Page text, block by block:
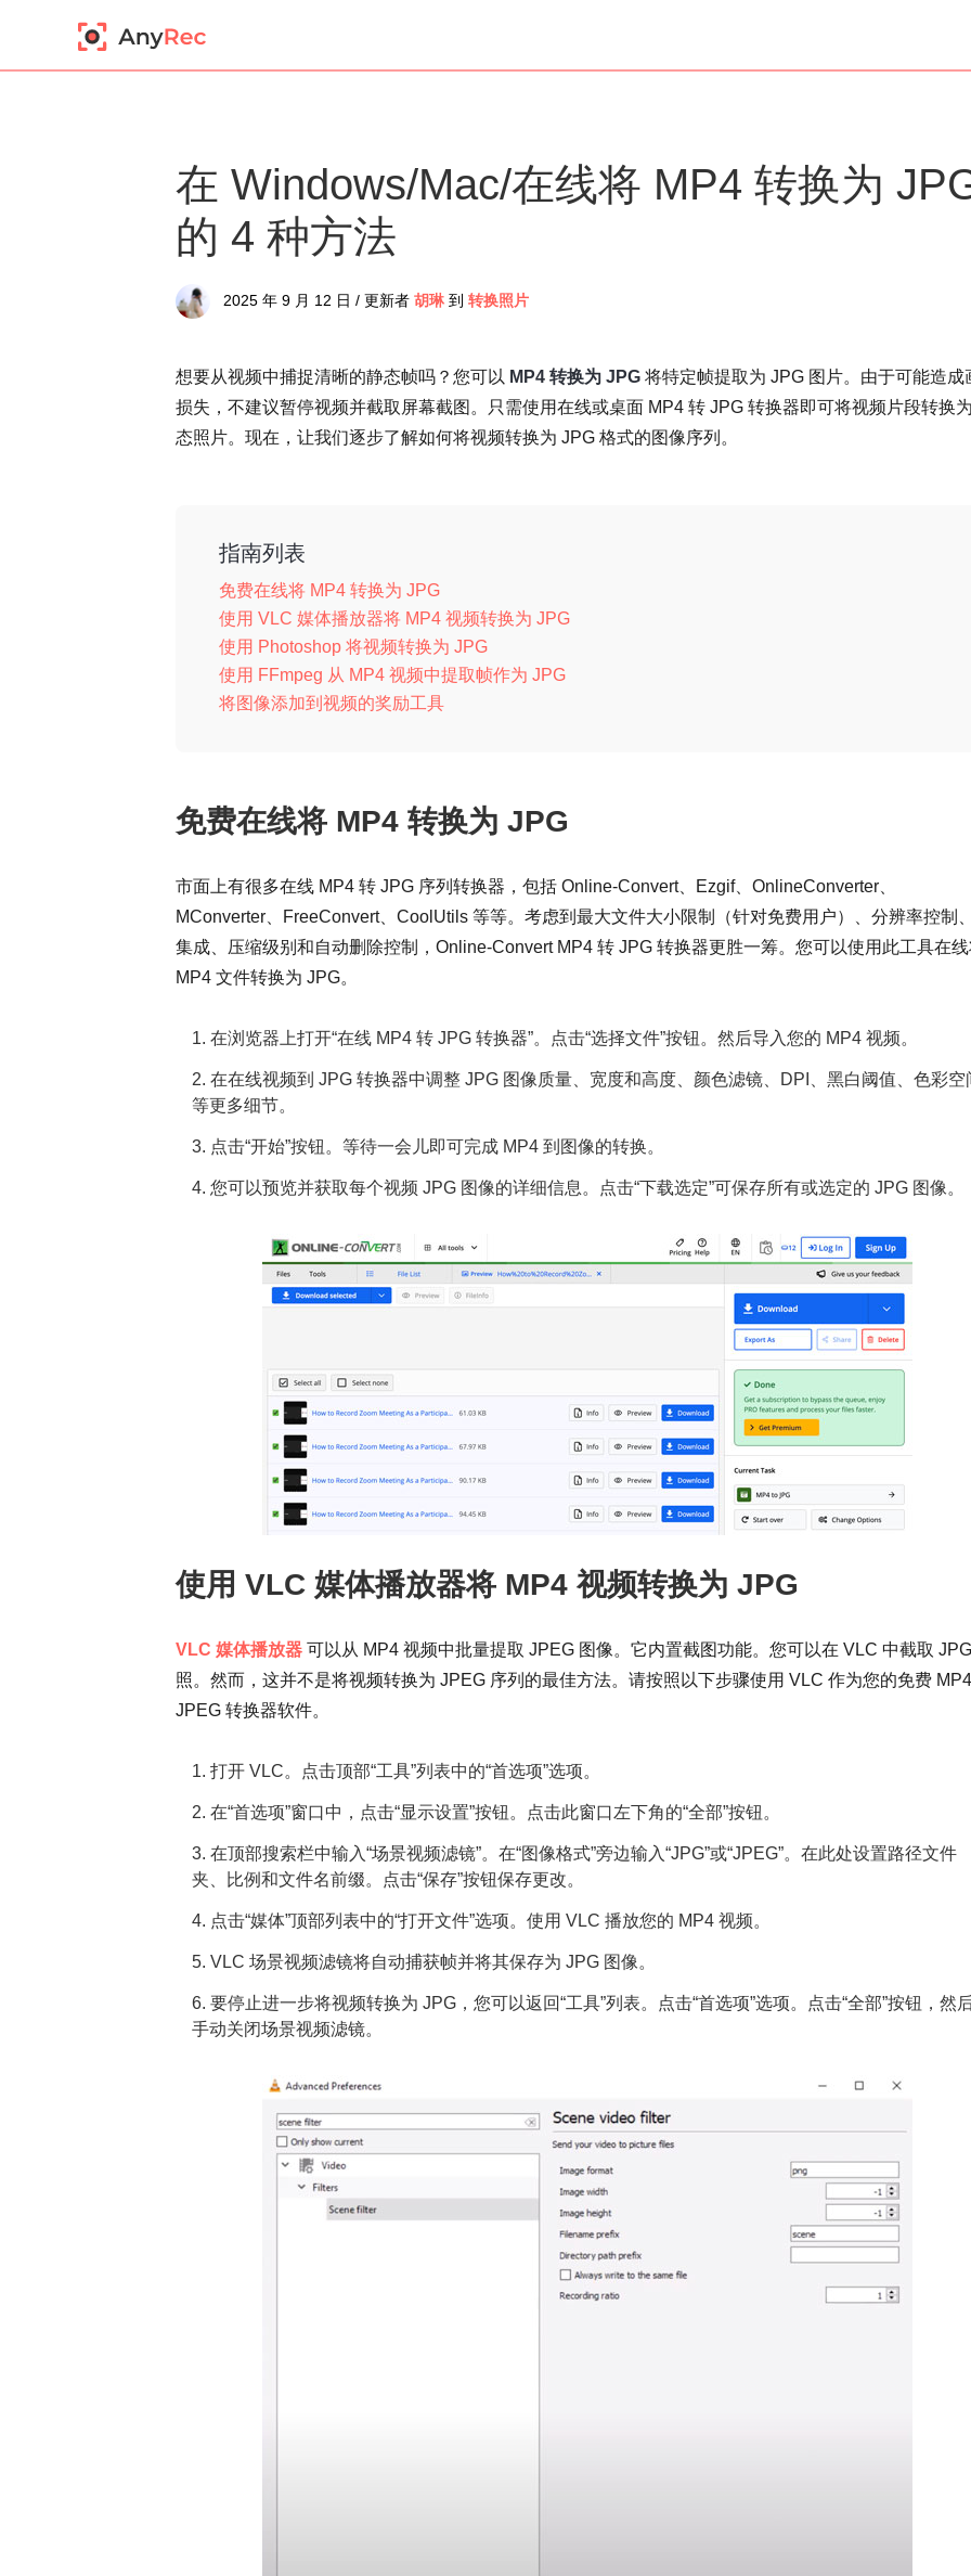
在 Windows/Mac/在线将 MP4 转换为
的 4 种方法
2025 年 9 月 12 日 / 更新者 胡琳 到 转换照片
想要从视频中捕捉清晰的静态帧吗？您可以 MP4 转换为 JPG 将特定帧提取为 JPG 图片。由于可能造成
损失，不建议暂停视频并截取屏幕截图。只需使用在线或桌面 MP4 转 JPG 转换器即可将视频片段转换
态照片。现在，让我们逐步了解如何将视频转换为 JPG 格式的图像序列。
指南列表
免费在线将 MP4 转换为 JPG
使用 VLC 媒体播放器将 MP4 视频转换为 JPG
使用 Photoshop 将视频转换为 JPG
使用 FFmpeg 从 MP4 视频中提取帧作为 JPG
将图像添加到视频的奖励工具
免费在线将 MP4 转换为 JPG
市面上有很多在线 MP4 转 JPG 序列转换器，包括 Online-Convert、Ezgif、OnlineConverter、
MConverter、FreeConvert、CoolUtils 等等。考虑到最大文件大小限制（针对免费用户）、分辨率控制
集成、压缩级别和自动删除控制，Online-Convert MP4 转 JPG 转换器更胜一筹。您可以使用此工具在
MP4 文件转换为 JPG。
1. 在浏览器上打开“在线 MP4 转 JPG 转换器”。点击“选择文件”按钮。然后导入您的 MP4 视频。
2. 在在线视频到 JPG 转换器中调整 JPG 图像质量、宽度和高度、颜色滤镜、DPI、黑白阈值、色彩空
等更多细节。
3. 点击“开始”按钮。等待一会儿即可完成 MP4 到图像的转换。
4. 您可以预览并获取每个视频 JPG 图像的详细信息。点击“下载选定”可保存所有或选定的 JPG 图像。
使用 VLC 媒体播放器将 MP4 视频转换为 JPG
VLC 媒体播放器 可以从 MP4 视频中批量提取 JPEG 图像。它内置截图功能。您可以在 VLC 中截取
照。然而，这并不是将视频转换为 JPEG 序列的最佳方法。请按照以下步骤使用 VLC 作为您的免费
JPEG 转换器软件。
1. 打开 VLC。点击顶部“工具”列表中的“首选项”选项。
2. 在“首选项”窗口中，点击“显示设置”按钮。点击此窗口左下角的“全部”按钮。
3. 在顶部搜索栏中输入“场景视频滤镜”。在“图像格式”旁边输入“JPG”或“JPEG”。在此处设置路径文件
夹、比例和文件名前缀。点击“保存”按钮保存更改。
4. 点击“媒体”顶部列表中的“打开文件”选项。使用 VLC 播放您的 MP4 视频。
5. VLC 场景视频滤镜将自动捕获帧并将其保存为 JPG 图像。
6. 要停止进一步将视频转换为 JPG，您可以返回“工具”列表。点击“首选项”选项。点击“全部”按钮，然
手动关闭场景视频滤镜。